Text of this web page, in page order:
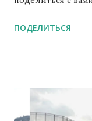
могут вас очень
сертификата
который вы
ПОДЕЛИТЬСЯ